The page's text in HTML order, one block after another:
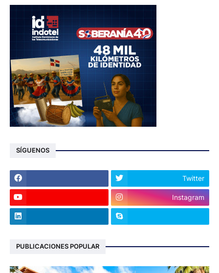
SÍGUENOS
Twitter
Instagram
PUBLICACIONES POPULAR